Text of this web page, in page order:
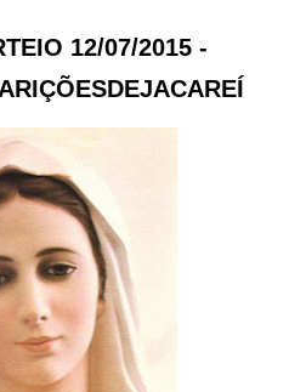
12/07/2015 -